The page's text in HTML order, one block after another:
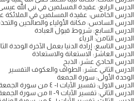
الدرس الرابع: عقيدة المسلمين في نبي الله
الدرس الخامس: عقيدة المسلمين في الملائكة
الدرس السادس: مكانة الأولياء والصالحين
الدرس السابع: شروط قبول العبادة
الدرس الثامن: الرياء
الدرس التاسع: إرادة الدنيا بعمل الآخرة الوحدة
الدرس العاشر: الاستعانة والاستعاذة
الدرس الحادي عشر: الذبح
الدرس الثاني عشر: الطواف والعكوف التفسير
الوحدة الأولى: سورة الجمعة
الدرس الاول: تفسير الآيات ١- ٤ من سورة الجمعة
الدرس الثاني: تفسير الآيات ٩- ١١ من سورة الجمعة الوحدة الثانية: سورة المنافقون